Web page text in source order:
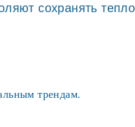
сохранять
трендам.